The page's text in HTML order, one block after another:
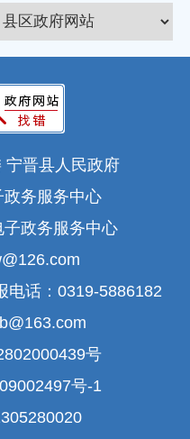
宁晋县人民政府
务服务中心
政务服务中心
电话：0319-5886182
号
号-1